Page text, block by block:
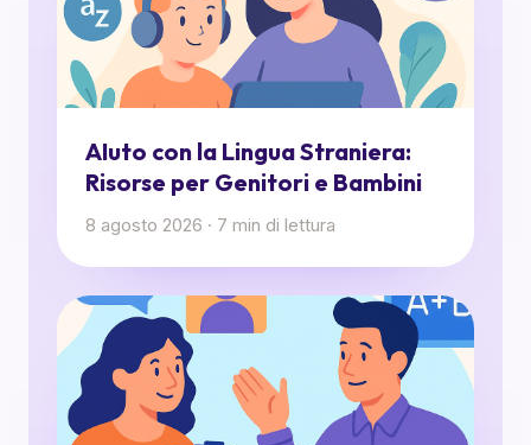
AIuto con la Lingua Straniera:
Risorse per Genitori e Bambini
8 agosto 2026 · 7 min di lettura